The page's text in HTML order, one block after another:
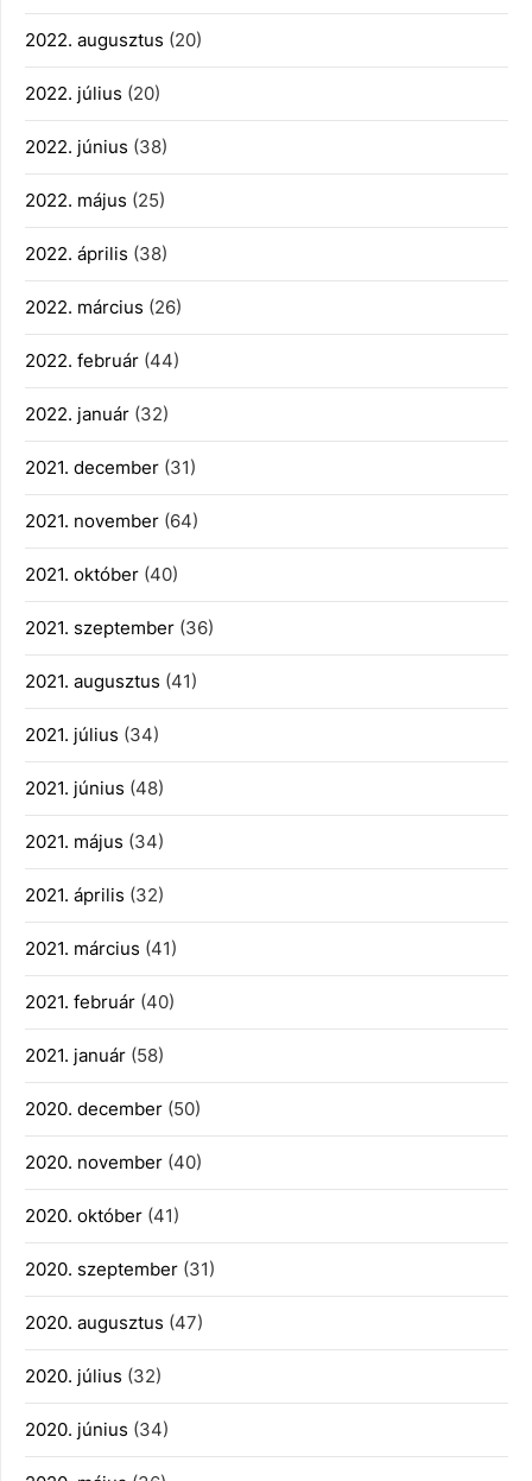
2022. augusztus (20)
2022. július (20)
2022. június (38)
2022. május (25)
2022. április (38)
2022. március (26)
2022. február (44)
2022. január (32)
2021. december (31)
2021. november (64)
2021. október (40)
2021. szeptember (36)
2021. augusztus (41)
2021. július (34)
2021. június (48)
2021. május (34)
2021. április (32)
2021. március (41)
2021. február (40)
2021. január (58)
2020. december (50)
2020. november (40)
2020. október (41)
2020. szeptember (31)
2020. augusztus (47)
2020. július (32)
2020. június (34)